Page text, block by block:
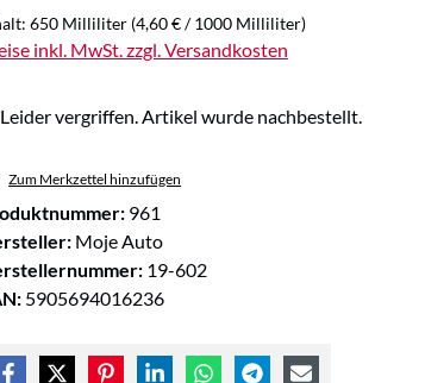
650 Milliliter (4,60 € / 1000 Milliliter)
inkl. MwSt. zzgl. Versandkosten
Leider vergriffen. Artikel wurde nachbestellt.
Zum Merkzettel hinzufügen
961
Moje Auto
19-602
5905694016236